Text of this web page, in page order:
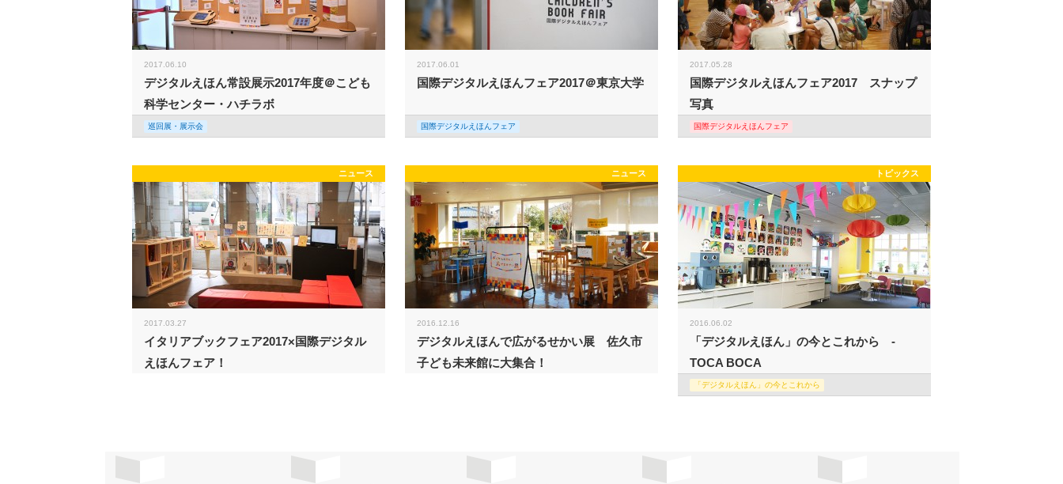
2017.06.10
デジタルえほん常設展示2017年度＠こども
科学センター・ハチラボ
巡回展・展示会
2017.06.01
国際デジタルえほんフェア2017＠東京大学
国際デジタルえほんフェア
2017.05.28
国際デジタルえほんフェア2017 スナップ
写真
国際デジタルえほんフェア
ニュース
2017.03.27
イタリアブックフェア2017×国際デジタル
えほんフェア！
ニュース
2016.12.16
デジタルえほんで広がるせかい展 佐久市
子ども未来館に大集合！
トピックス
2016.06.02
「デジタルえほん」の今とこれから -
TOCA BOCA
「デジタルえほん」の今とこれから